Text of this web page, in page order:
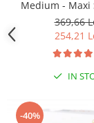
Medium - Maxi
Orez, 12
369,66
254,21
IN
-40%